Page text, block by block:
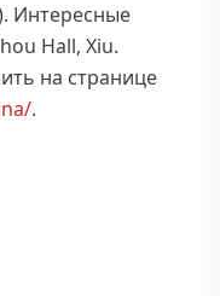
Интересные
Hall, Xiu.
на странице
.